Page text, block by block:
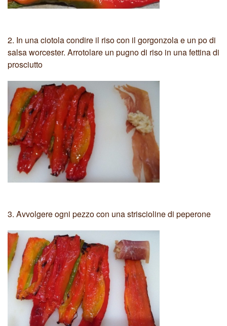
2. In una ciotola condire il riso con il gorgonzola e un po di
salsa worcester. Arrotolare un pugno di riso in una fettina di
prosciutto
3. Avvolgere ogni pezzo con una striscioline di peperone